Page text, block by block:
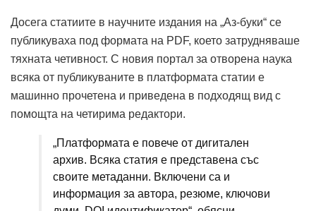
Досега статиите в научните издания на „Аз-буки“ се
публикуваха под формата на PDF, което затрудняваше
тяхната четивност. С новия портал за отворена наука
всяка от публикуваните в платформата статии е
машинно прочетена и приведена в подходящ вид с
помощта на четирима редактори.
„Платформата е повече от дигитален
архив. Всяка статия е представена със
своите метаданни. Включени са и
информация за автора, резюме, ключови